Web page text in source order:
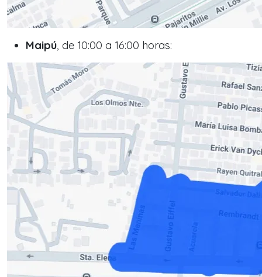
Maipú, de 10:00 a 16:00 horas: